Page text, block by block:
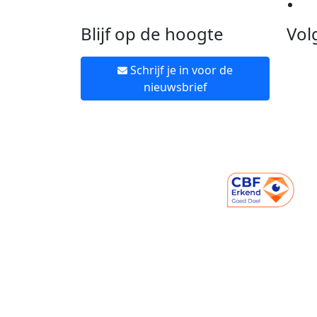
Blijf op de hoogte
Schrijf je in voor de
nieuwsbrief